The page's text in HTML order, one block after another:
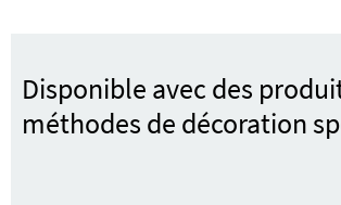
Disponible avec des
méthodes de décoration